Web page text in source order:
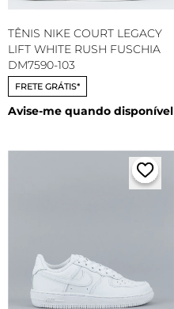
TÊNIS NIKE COURT LEGACY
LIFT WHITE RUSH FUSCHIA
DM7590-103
FRETE GRÁTIS*
Avise-me quando disponível